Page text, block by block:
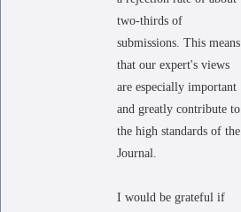
two-thirds of
submissions. This means
that our expert's views
are especially important
and greatly contribute to
the high standards of the
Journal.
I would be grateful if